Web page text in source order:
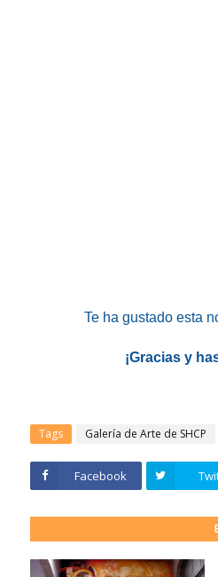
Te ha gustado esta
¡Gracias y
Tags Galería de Arte de SHCP
Facebook